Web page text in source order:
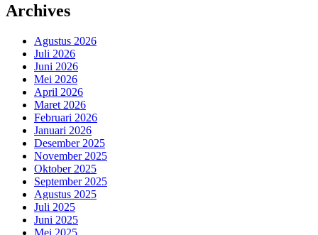
Archives
Agustus 2026
Juli 2026
Juni 2026
Mei 2026
April 2026
Maret 2026
Februari 2026
Januari 2026
Desember 2025
November 2025
Oktober 2025
September 2025
Agustus 2025
Juli 2025
Juni 2025
Mei 2025